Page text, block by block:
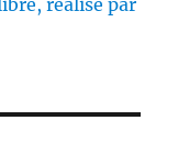
réalisé par